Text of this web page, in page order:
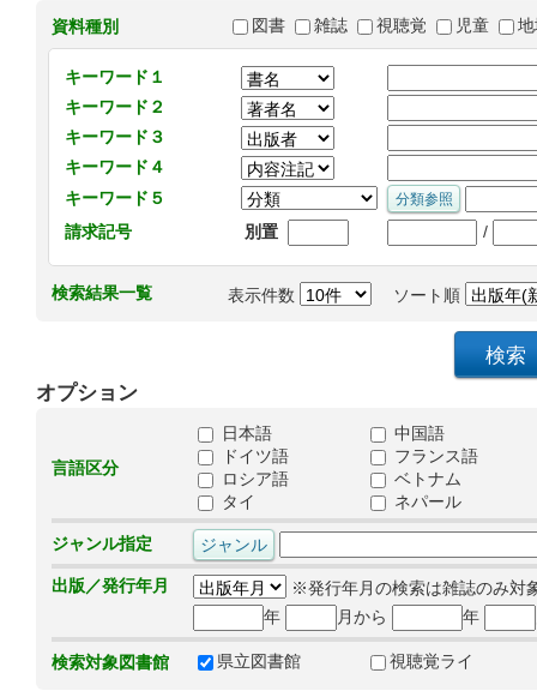
資料種別 図書 雑誌 視聴覚 児童
キーワード１
キーワード２
キーワード３
キーワード４
キーワード５
請求記号
別置 /
検索結果一覧 表示件数 ソート順
オプション
言語区分
日本語
中国語
ドイツ語
フランス語
ロシア語
ベトナム
タイ
ネパール
ジャンル指定
出版／発行年月
※発行年月の検索は雑誌のみ対
年
月から 年
検索対象図書館 県立図書館 視聴覚ライ